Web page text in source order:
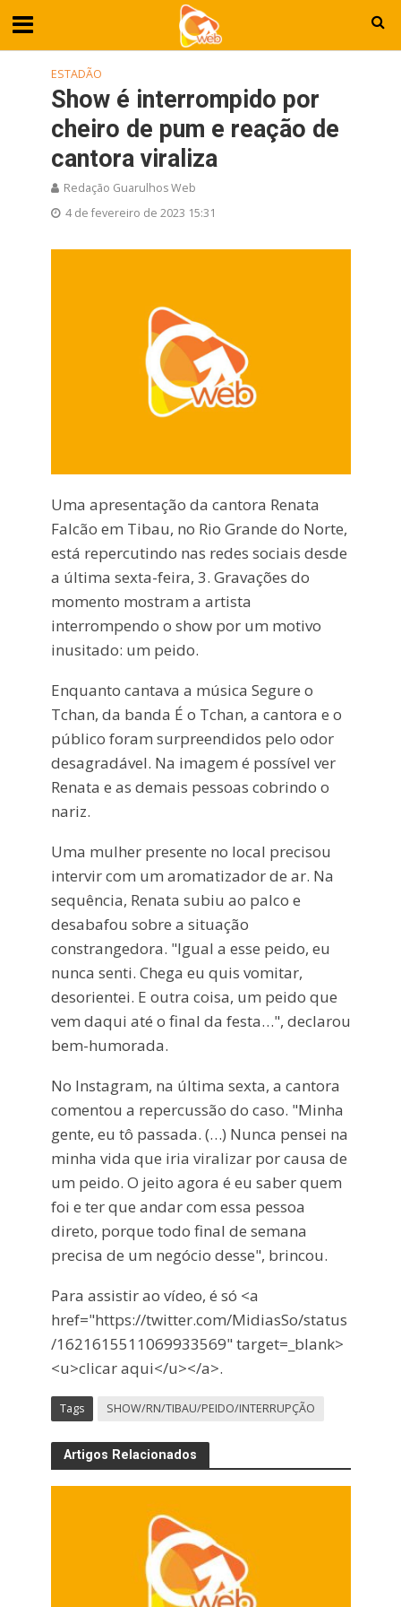
ESTADÃO
Show é interrompido por
cheiro de pum e reação de
cantora viraliza
Redação Guarulhos Web
4 de fevereiro de 2023 15:31
Uma apresentação da cantora Renata
Falcão em Tibau, no Rio Grande do Norte,
está repercutindo nas redes sociais desde
a última sexta-feira, 3. Gravações do
momento mostram a artista
interrompendo o show por um motivo
inusitado: um peido.
Enquanto cantava a música Segure o
Tchan, da banda É o Tchan, a cantora e o
público foram surpreendidos pelo odor
desagradável. Na imagem é possível ver
Renata e as demais pessoas cobrindo o
nariz.
Uma mulher presente no local precisou
intervir com um aromatizador de ar. Na
sequência, Renata subiu ao palco e
desabafou sobre a situação
constrangedora. "Igual a esse peido, eu
nunca senti. Chega eu quis vomitar,
desorientei. E outra coisa, um peido que
vem daqui até o final da festa…", declarou
bem-humorada.
No Instagram, na última sexta, a cantora
comentou a repercussão do caso. "Minha
gente, eu tô passada. (…) Nunca pensei na
minha vida que iria viralizar por causa de
um peido. O jeito agora é eu saber quem
foi e ter que andar com essa pessoa
direto, porque todo final de semana
precisa de um negócio desse", brincou.
Para assistir ao vídeo, é só <a
href="https://twitter.com/MidiasSo/status
/1621615511069933569" target=_blank>
<u>clicar aqui</u></a>.
Tags SHOW/RN/TIBAU/PEIDO/INTERRUPÇÃO
Artigos Relacionados